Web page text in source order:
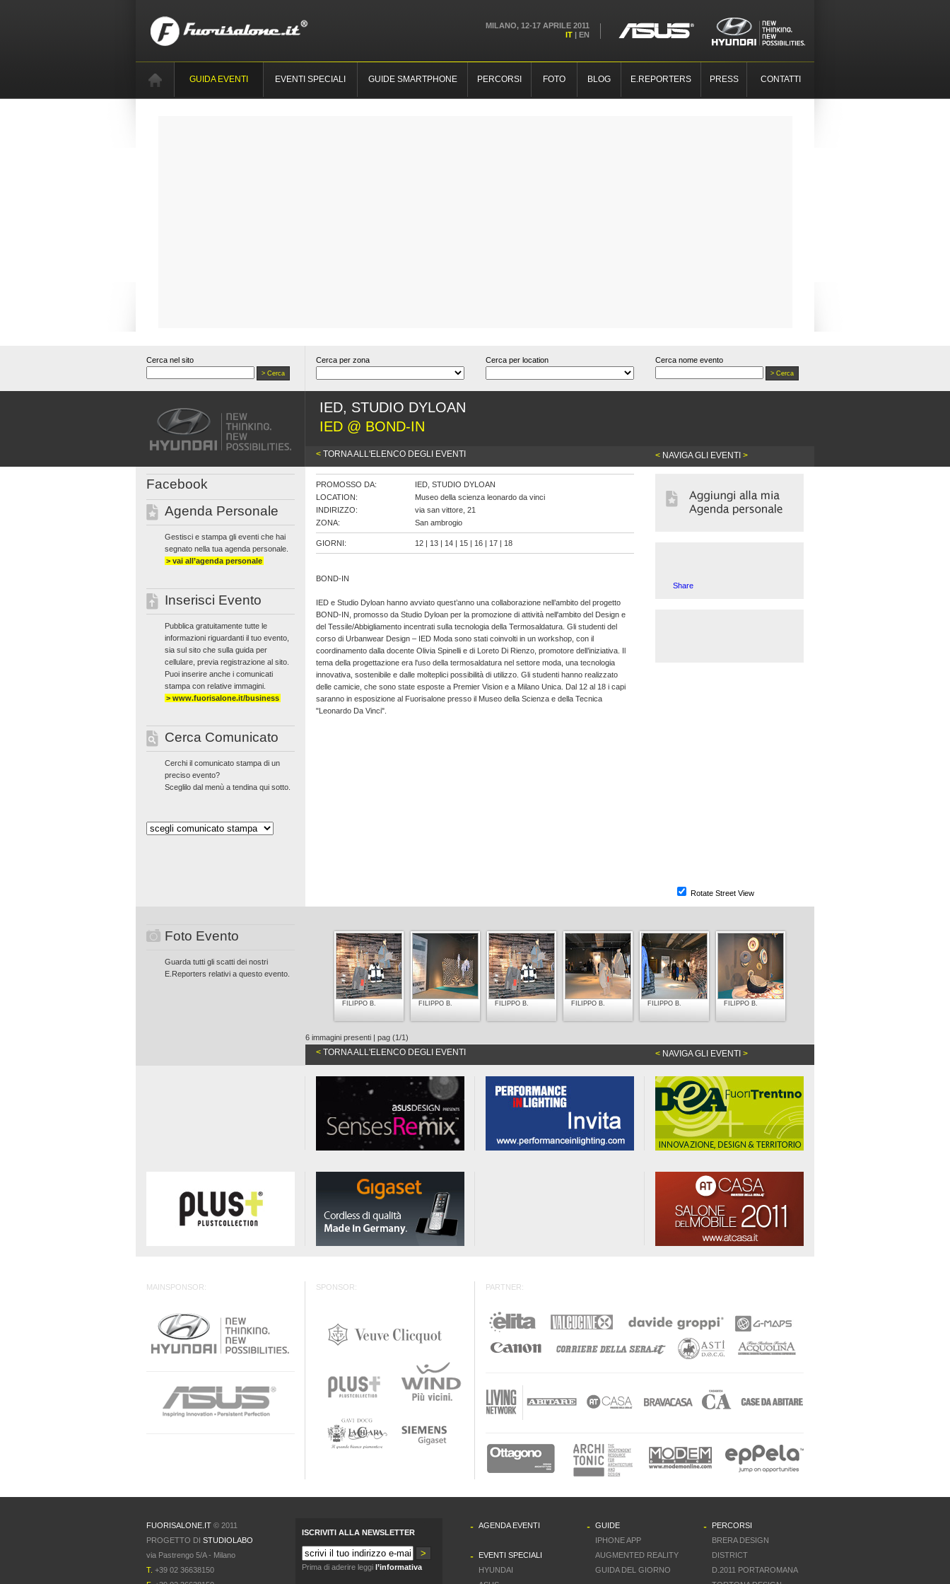
MILANO, 12-17 APRILE 2011
IT | EN
GUIDA EVENTI EVENTI SPECIALI GUIDE SMARTPHONE PERCORSI FOTO BLOG E.REPORTERS PRESS CONTATTI
Cerca nel sito Cerca per zona Cerca per location Cerca nome evento
IED, STUDIO DYLOAN
IED @ BOND-IN
< TORNA ALL'ELENCO DEGLI EVENTI < NAVIGA GLI EVENTI >
Facebook
Agenda Personale
Gestisci e stampa gli eventi che hai
segnato nella tua agenda personale.
> vai all’agenda personale
Inserisci Evento
Pubblica gratuitamente tutte le
informazioni riguardanti il tuo evento,
sia sul sito che sulla guida per
cellulare, previa registrazione al sito.
Puoi inserire anche i comunicati
stampa con relative immagini.
> www.fuorisalone.it/business
Cerca Comunicato
Cerchi il comunicato stampa di un
preciso evento?
Sceglilo dal menù a tendina qui sotto.
PROMOSSO DA:
LOCATION:
INDIRIZZO:
ZONA:
IED, STUDIO DYLOAN
Museo della scienza leonardo da vinci
via san vittore, 21
San ambrogio
GIORNI: 12 | 13 | 14 | 15 | 16 | 17 | 18
BOND-IN
IED e Studio Dyloan hanno avviato quest’anno una collaborazione nell’ambito del progetto
BOND-IN, promosso da Studio Dyloan per la promozione di attività nell'ambito del Design e
del Tessile/Abbigliamento incentrati sulla tecnologia della Termosaldatura. Gli studenti del
corso di Urbanwear Design – IED Moda sono stati coinvolti in un workshop, con il
coordinamento dalla docente Olivia Spinelli e di Loreto Di Rienzo, promotore dell’iniziativa. Il
tema della progettazione era l'uso della termosaldatura nel settore moda, una tecnologia
innovativa, sostenibile e dalle molteplici possibilità di utilizzo. Gli studenti hanno realizzato
delle camicie, che sono state esposte a Premier Vision e a Milano Unica. Dal 12 al 18 i capi
saranno in esposizione al Fuorisalone presso il Museo della Scienza e della Tecnica
"Leonardo Da Vinci".
Share
Rotate Street View
Foto Evento
Guarda tutti gli scatti dei nostri
E.Reporters relativi a questo evento.
FILIPPO B. FILIPPO B. FILIPPO B. FILIPPO B. FILIPPO B. FILIPPO B.
6 immagini presenti | pag (1/1)
< TORNA ALL'ELENCO DEGLI EVENTI < NAVIGA GLI EVENTI >
MAINSPONSOR: SPONSOR: PARTNER:
FUORISALONE.IT © 2011
PROGETTO DI STUDIOLABO
via Pastrengo 5/A - Milano
T. +39 02 36638150
ISCRIVITI ALLA NEWSLETTER
Prima di aderire leggi l’informativa
AGENDA EVENTI
EVENTI SPECIALI
HYUNDAI
GUIDE
IPHONE APP
AUGMENTED REALITY
GUIDA DEL GIORNO
PERCORSI
BRERA DESIGN
DISTRICT
D.2011 PORTAROMANA